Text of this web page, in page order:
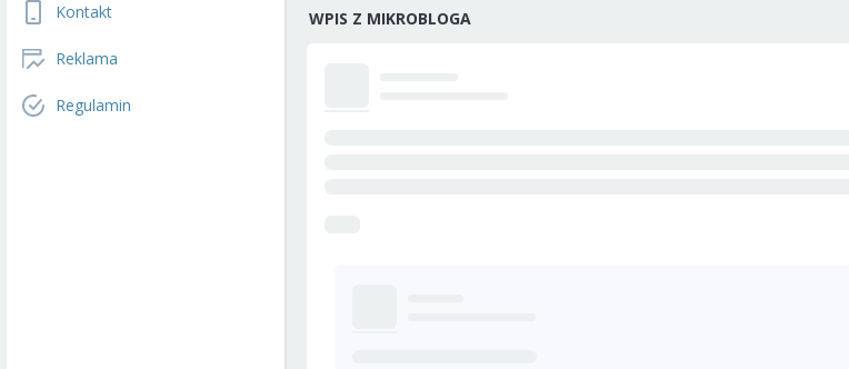
Kontakt
Reklama
Regulamin
WPIS Z MIKROBLOGA